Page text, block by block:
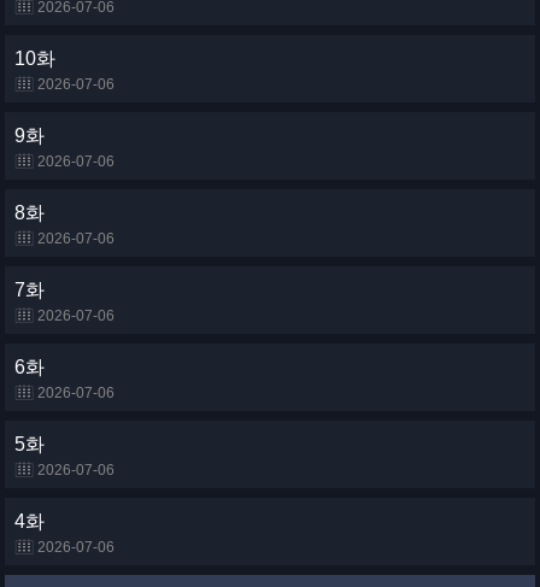
2026-07-06
10화
2026-07-06
9화
2026-07-06
8화
2026-07-06
7화
2026-07-06
6화
2026-07-06
5화
2026-07-06
4화
2026-07-06